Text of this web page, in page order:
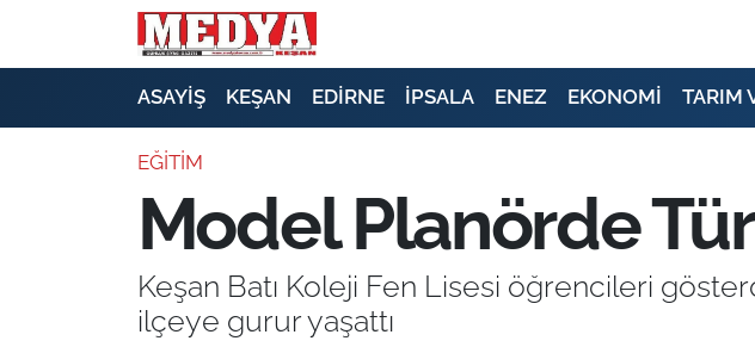
ASAYİŞ KEŞAN EDİRNE İPSALA ENEZ EKONOMİ TARIM
EĞİTİM
Model Planörde
Keşan Batı Koleji Fen Lisesi öğrencileri
ilçeye gurur yaşattı
E-GAZETE
SİYASET
GÜNDEM